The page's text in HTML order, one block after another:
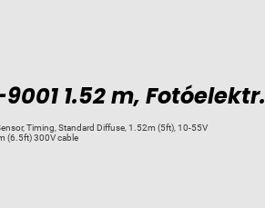
1.52 m,
Timing, Standard Diffuse, 1.52m (5ft), 10-55V
(6.5ft) 300V cable